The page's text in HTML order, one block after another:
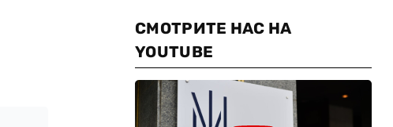
СМОТРИТЕ НАС НА
YOUTUBE